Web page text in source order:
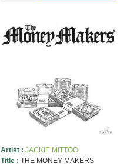
Artist : JACKIE MITTOO
Title : THE MONEY MAKERS